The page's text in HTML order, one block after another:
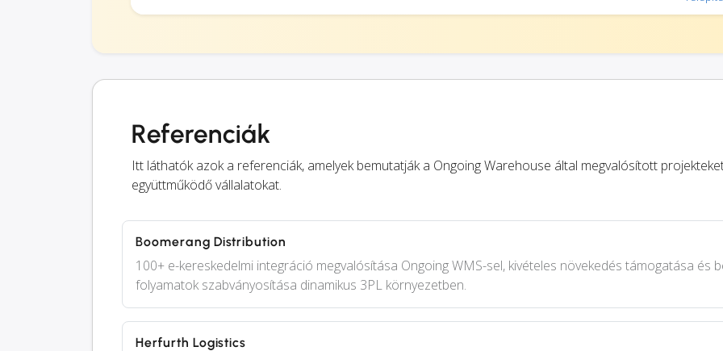
Referenciák
Itt láthatók azok a referenciák, amelyek bemutatják a Ongoing Warehouse által megvalósított
együttműködő vállalatokat.
Boomerang Distribution
100+ e-kereskedelmi integráció megvalósítása Ongoing WMS-sel, kivételes növekedés támogatása és
folyamatok szabványosítása dinamikus 3PL környezetben.
Herfurth Logistics